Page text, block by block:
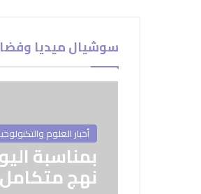
سوشيال ميديا
أخبار العلوم
بمناسبة
نهج